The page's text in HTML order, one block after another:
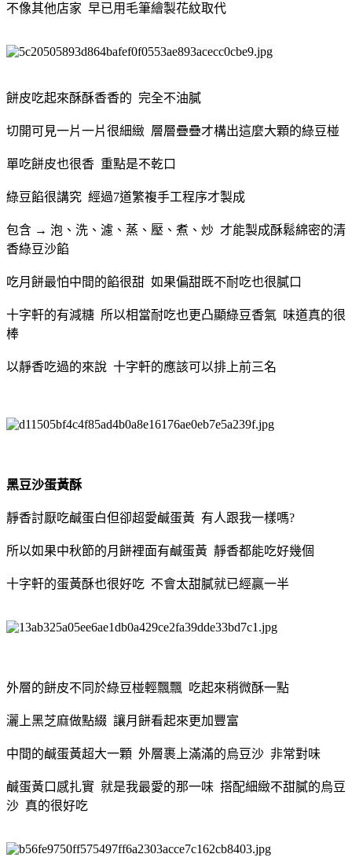
不像其他店家 早已用毛筆繪製花紋取代
餅皮吃起來酥酥香香的 完全不油膩
切開可見一片一片很細緻 層層疊疊才構出這麼大顆的綠豆椪
單吃餅皮也很香 重點是不乾口
綠豆餡很講究 經過7道繁複手工程序才製成
包含 → 泡、洗、濾、蒸、壓、煮、炒 才能製成酥鬆綿密的清
香綠豆沙餡
吃月餅最怕中間的餡很甜 如果偏甜既不耐吃也很膩口
十字軒的有減糖 所以相當耐吃也更凸顯綠豆香氣 味道真的很
棒
以靜香吃過的來說 十字軒的應該可以排上前三名
黑豆沙蛋黃酥
靜香討厭吃鹹蛋白但卻超愛鹹蛋黃 有人跟我一樣嗎?
所以如果中秋節的月餅裡面有鹹蛋黃 靜香都能吃好幾個
十字軒的蛋黃酥也很好吃 不會太甜膩就已經贏一半
外層的餅皮不同於綠豆椪輕飄飄 吃起來稍微酥一點
灑上黑芝麻做點綴 讓月餅看起來更加豐富
中間的鹹蛋黃超大一顆 外層裹上滿滿的烏豆沙 非常對味
鹹蛋黃口感扎實 就是我最愛的那一味 搭配細緻不甜膩的烏豆
沙 真的很好吃